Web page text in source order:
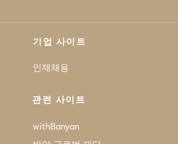
기업 사이트
인재채용
관련 사이트
withBanyan